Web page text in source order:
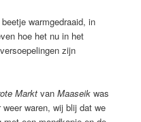
warmgedraaid, in
hoe het nu in het
zijn
Markt vanMaaseik was
waren, wij blij dat we